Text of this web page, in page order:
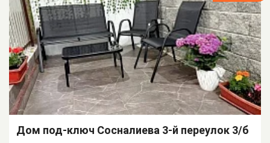
Дом под-ключ Сосналиева 3-й переулок 3/б